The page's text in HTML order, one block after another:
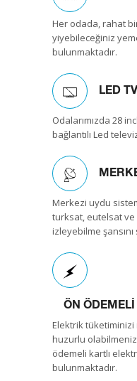
Her odada, rahat
yiyebileceğiniz
bulunmaktadır.
LED TV
Odalarımızda 28
bağlantılı Led
Merkezi uydu
turksat, eutelsat
izleyebilme
ÖN
Elektrik
huzurlu
ödemeli kartlı
bulunmaktadır.